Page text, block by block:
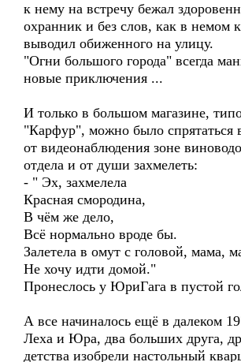
к нему на встречу бежал
охранник и без слов, как в немом
выводил обиженного на улицу.
"Огни большого города" всегда
новые приключения ...
И только в большом магазине,
"Карфур", можно было спрятаться
от видеонаблюдения зоне
отдела и от души захмелеть:
- " Эх, захмелела
Красная смородина,
В чём же дело,
Всё нормально вроде бы.
Залетела в омут с головой, мама,
Не хочу идти домой."
Пронеслось у ЮриГага в пустой
А все начиналось ещё в далеком
Леха и Юра, два больших друга,
детства изобрели настольный